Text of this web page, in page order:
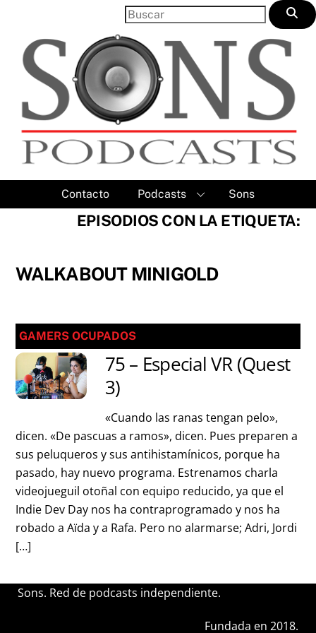
content
Contacto Podcasts Sons
EPISODIOS CON LA ETIQUETA:
WALKABOUT MINIGOLD
GAMERS OCUPADOS
75 – Especial VR (Quest
3)
«Cuando las ranas tengan pelo»,
dicen. «De pascuas a ramos», dicen. Pues preparen a
sus peluqueros y sus antihistamínicos, porque ha
pasado, hay nuevo programa. Estrenamos charla
videojueguil otoñal con equipo reducido, ya que el
Indie Dev Day nos ha contraprogramado y nos ha
robado a Aïda y a Rafa. Pero no alarmarse; Adri, Jordi
[…]
Sons. Red de podcasts independiente.
Fundada en 2018.